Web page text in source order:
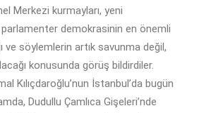
Merkezi kurmayları, yeni
demokrasinin en önemli
ve söylemlerin artık savunma değil,
konusunda görüş bildirdiler.
Kılıçdaroğlu’nun İstanbul’da bugün
Dudullu Çamlıca Gişeleri’nde